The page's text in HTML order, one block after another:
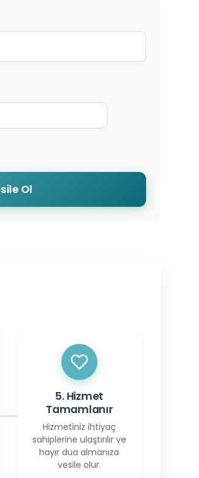
Ol
5. Hizmet
Tamamlanır
Hizmetiniz ihtiyaç
sahiplerine ulaştırılır ve
hayır dua almanıza
vesile olur.